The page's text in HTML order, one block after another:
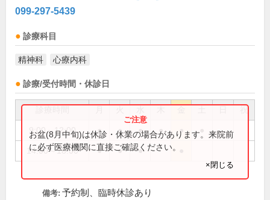
099-297-5439
診療科目
精神科 心療内科
診療/受付時間・休診日
祝
9:00～12:00 ● ● ● ● ●
14:00～18:00 ● ● ●
お盆(8月中旬)は休診・休業の場合があります。来院前
に必ず医療機関に直接ご確認ください。
×閉じる
備考: 予約制、臨時休診あり